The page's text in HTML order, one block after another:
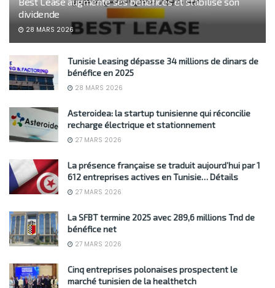
dividende
28 MARS 2026
Tunisie Leasing dépasse 34 millions de dinars de
bénéfice en 2025
28 MARS 2026
Asteroidea: la startup tunisienne qui réconcilie
recharge électrique et stationnement
27 MARS 2026
La présence française se traduit aujourd’hui par 1
612 entreprises actives en Tunisie… Détails
27 MARS 2026
La SFBT termine 2025 avec 289,6 millions Tnd de
bénéfice net
27 MARS 2026
Cinq entreprises polonaises prospectent le
marché tunisien de la healthetch